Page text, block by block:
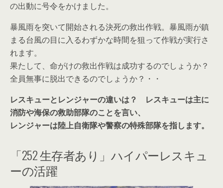
の出動に号令をかけました。
暴風雨を突いて開始される決死の救出作戦。暴風雨が鎮
まる台風の目に入るわずかな時間を狙って作戦が実行さ
れます。
果たして、命がけの救出作戦は成功するのでしょうか？
全員無事に脱出できるのでしょうか？・・
レスキューとレンジャーの違いは？ レスキューは主に
消防や海保の救助部隊のことを言い、
レンジャーは陸上自衛隊や警察の特殊部隊を指します。
「252 生存者あり」ハイパーレスキュ
ーの活躍